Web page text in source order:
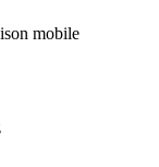
mobile